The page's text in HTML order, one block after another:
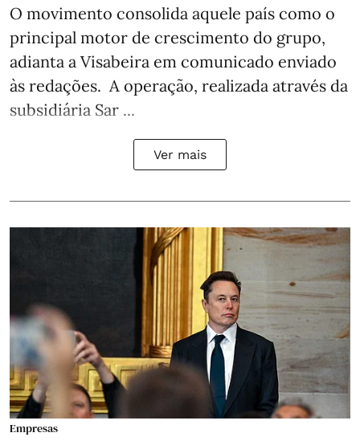
O movimento consolida aquele país como o
principal motor de crescimento do grupo,
adianta a Visabeira em comunicado enviado
às redações. A operação, realizada através da
subsidiária Sar ...
Ver mais
Empresas